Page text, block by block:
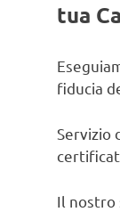
tua
fiducia
Servizio
Il nostro